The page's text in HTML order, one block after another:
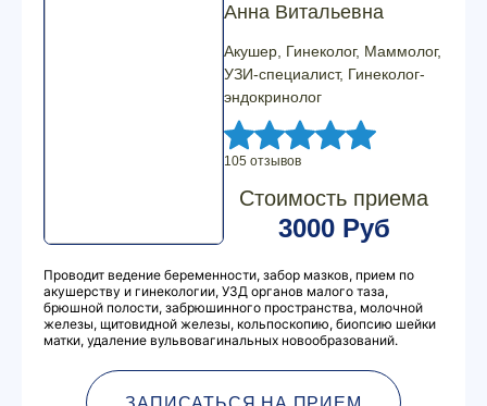
Анна Витальевна
Акушер, Гинеколог, Маммолог,
УЗИ-специалист, Гинеколог-
эндокринолог
105 отзывов
Стоимость приема
3000 Руб
Проводит ведение беременности, забор мазков, прием по
акушерству и гинекологии, УЗД органов малого таза,
брюшной полости, забрюшинного пространства, молочной
железы, щитовидной железы, кольпоскопию, биопсию шейки
матки, удаление вульвовагинальных новообразований.